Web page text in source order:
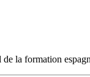
de la formation